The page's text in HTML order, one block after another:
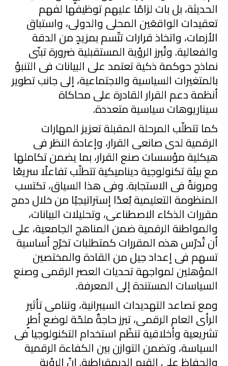
الحديثة، بل بات لزامًا عليهم توظيفها لفهم
تعقيدات الواقعَين المحلى والدولى، واستباق
الأزمات، واتخاذ قرارات تتّسم بمزيدٍ من الدقة
والفعالية. وتُبرز الرؤية المستقبلية ضرورة تبنّى
نماذج حوكمة ذكية تعتمد على البيانات فى التنبؤ
بالمتغيرات السياسية والاجتماعية، إلى جانب تطوير
أنظمة دعم القرار القادرة على محاكاة
سيناريوهات سياسية متعددة.
كما تتطلّب المرحلة المقبلة تعزيز المهارات
الرقمية لدى صانعى القرار، وإعادة النظر فى
هيكلية مؤسسات صنع القرار، بما يضمن تكاملها
مع بيئة تكنولوجية ديناميكية تتطلّب تفاعلًا سريعًا
ومرونةً فى الاستجابة. وفى هذا السياق، تكتسب
المنظومة التعليمية بُعدًا إستراتيجيًا من خلال دمج
مقررات الذكاء الاصطناعى، وتحليلات البيانات،
والمواطنة الرقمية ضمن المناهج الجامعية، على
أن تُدرّس هذه المقررات كمتطلبات تخرّج أساسية
تسهم فى إعداد جيل من القادة والمختصين
المؤهلين لمواجهة تحديات العصر الرقمى وصنع
السياسات المستندة إلى المعرفة.
ومع تصاعد التهديدات السيبرانية، وتنامى تأثير
الرأى العام الرقمى، تبرز حاجةٌ ملحّة لوضع أطرٍ
تشريعية وأخلاقية تنظّم استخدام التكنولوجيا فى
السياسة، وتضمن التوازن بين الكفاءة الرقمية